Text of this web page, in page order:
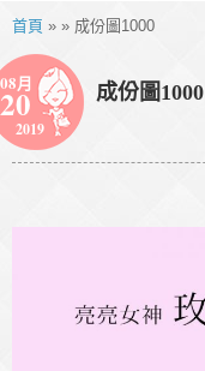
首頁 » » 成份圖1000
08月
20
2019
成份圖1000